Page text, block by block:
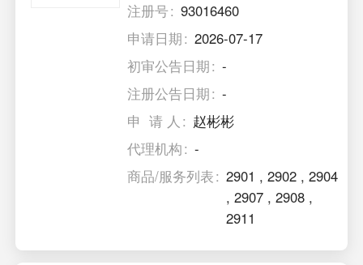
注册号
93016460
申请日期
2026-07-17
初审公告日期
-
注册公告日期
-
申 请 人
赵彬彬
代理机构
-
商品/服务列表
2901 ,2902 ,2904
,2907 ,2908 ,
2911